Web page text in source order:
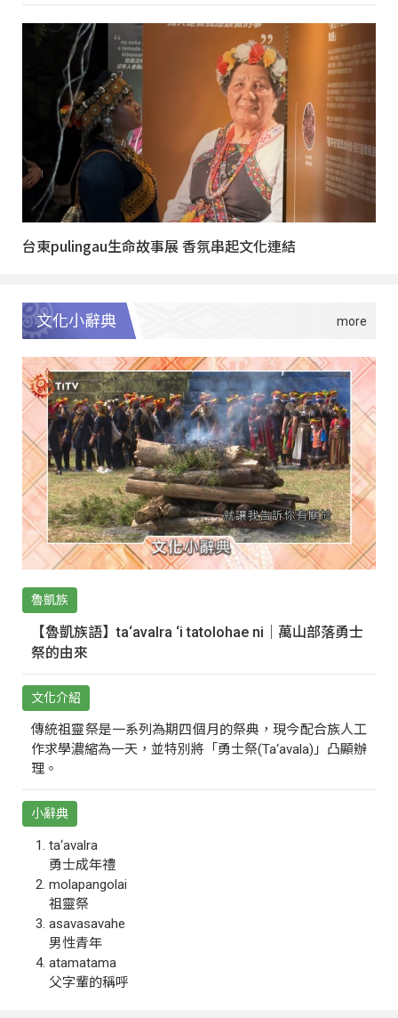
台東pulingau生命故事展 香氛串起文化連結
文化小辭典
魯凱族
【魯凱族語】ta‘avalra ‘i tatolohae ni｜萬山部落勇士
祭的由來
文化介紹
傳統祖靈祭是一系列為期四個月的祭典，現今配合族人工
作求學濃縮為一天，並特別將「勇士祭(Ta‘avala)」凸顯辦
理。
小辭典
ta‘avalra
勇士成年禮
molapangolai
祖靈祭
asavasavahe
男性青年
atamatama
父字輩的稱呼